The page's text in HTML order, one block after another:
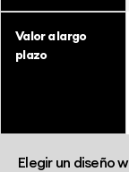
Valor a largo
plazo
Elegir un diseño